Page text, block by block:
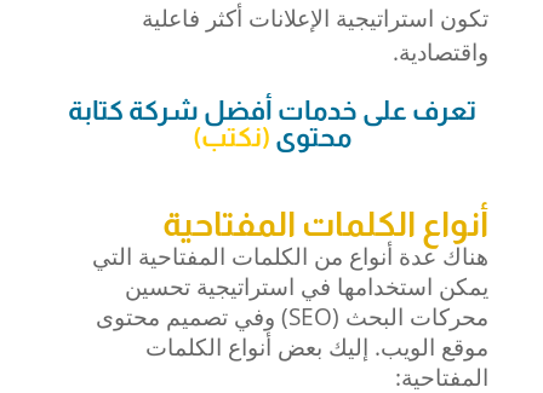
تكون استراتيجية الإعلانات أكثر فاعلية
واقتصادية.
تعرف على خدمات أفضل شركة كتابة
محتوى (نكتب)
أنواع الكلمات المفتاحية
هناك عدة أنواع من الكلمات المفتاحية التي
يمكن استخدامها في استراتيجية تحسين
محركات البحث (SEO) وفي تصميم محتوى
موقع الويب. إليك بعض أنواع الكلمات
المفتاحية: